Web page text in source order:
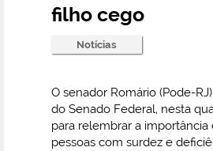
filho cego
Notícias
O senador Romário (Pode-
do Senado Federal, nesta
para relembrar a importância
pessoas com surdez e